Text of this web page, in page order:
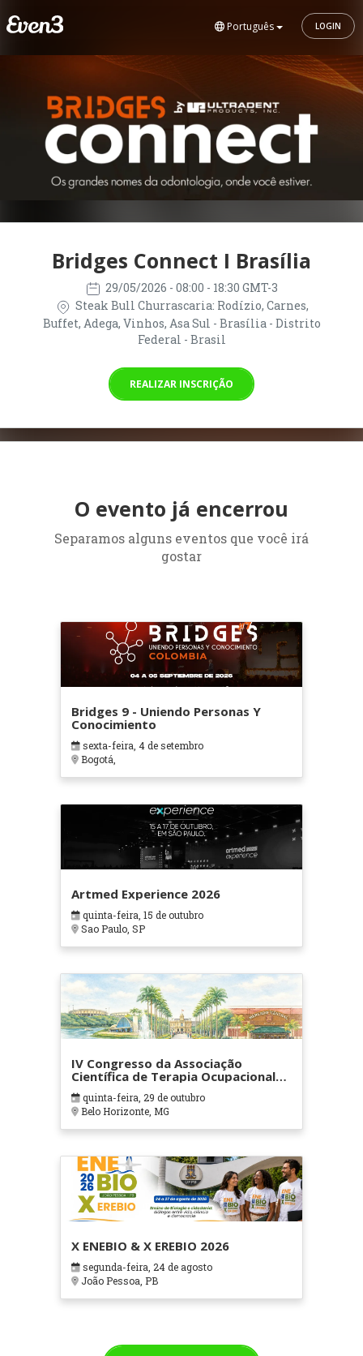
Português LOGIN
Bridges Connect I Brasília
29/05/2026 - 08:00 - 18:30 GMT-3
Steak Bull Churrascaria: Rodízio, Carnes,
Buffet, Adega, Vinhos, Asa Sul - Brasília - Distrito
Federal - Brasil
REALIZAR INSCRIÇÃO
O evento já encerrou
Separamos alguns eventos que você irá
gostar
Bridges 9 - Uniendo Personas Y
Conocimiento
sexta-feira, 4 de setembro
Bogotá,
Artmed Experience 2026
quinta-feira, 15 de outubro
Sao Paulo, SP
IV Congresso da Associação
Científica de Terapia Ocupacional
em Contextos Hospitalares e
Cuidados Paliativos - ATOHOSP
quinta-feira, 29 de outubro
Belo Horizonte, MG
X ENEBIO & X EREBIO 2026
segunda-feira, 24 de agosto
João Pessoa, PB